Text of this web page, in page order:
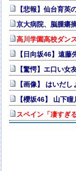
【悲報】仙台育
京大病院、脳腫瘍
高川学園高校ダン
【日向坂46】遠
【驚愕】エ口い
【画像】 はいだ
【櫻坂46】 山下
スペイン「凄すぎ